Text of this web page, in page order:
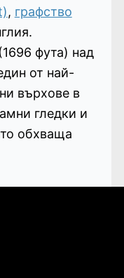
, графство
фута) над
от най-
върхове в
гледки и
обхваща